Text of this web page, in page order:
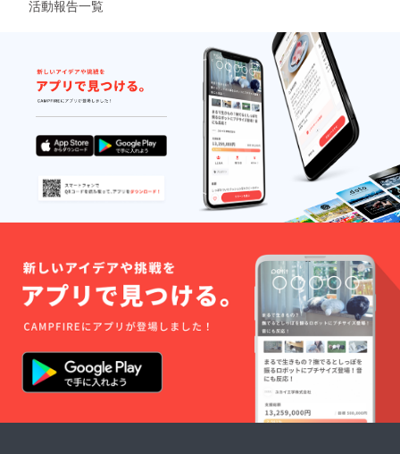
ネタリ
ウムの
投影時
間は約1
時間で
す ※天
井プラ
ネタリ
ウムの
番組内
容は、
事前に
ご要望
を伺い
す ※天
井プラ
ネタリ
ウム開
催有効
期限
は、
2023年
6月から
１年で
す こち
らの返
be側の
トラブ
ル等不
測の事
態によ
りアー
カイブ
動画が
削除さ
れた場
合はご
了承く
ださい
※
画は少
なくと
も掲載
後１年
間は残
します
※蛇腹式
40か所
朱印可
能 ※表
面保護
用透明
用透明
ビニー
ルカ
バー付
小さい
サイズ
の御朱
印帳と
同じ大
きさで
す。
活動報告一覧